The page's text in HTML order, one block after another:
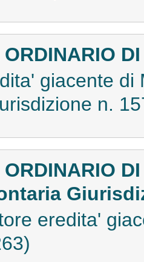
giacente
n.
eredita'